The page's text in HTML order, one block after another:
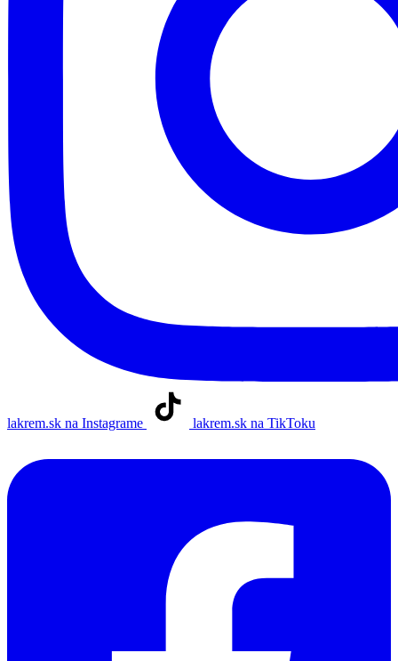
lakrem.sk na Instagrame lakrem.sk na TikToku